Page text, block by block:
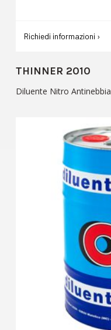
Richiedi informazioni ›
THINNER 2010
Diluente Nitro Antinebbia